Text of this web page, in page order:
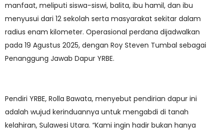
manfaat, meliputi siswa-siswi, balita, ibu hamil, dan ibu
menyusui dari 12 sekolah serta masyarakat sekitar dalam
radius enam kilometer. Operasional perdana dijadwalkan
pada 19 Agustus 2025, dengan Roy Steven Tumbal sebagai
Penanggung Jawab Dapur YRBE.
Pendiri YRBE, Rolla Bawata, menyebut pendirian dapur ini
adalah wujud kerinduannya untuk mengabdi di tanah
kelahiran, Sulawesi Utara. “Kami ingin hadir bukan hanya